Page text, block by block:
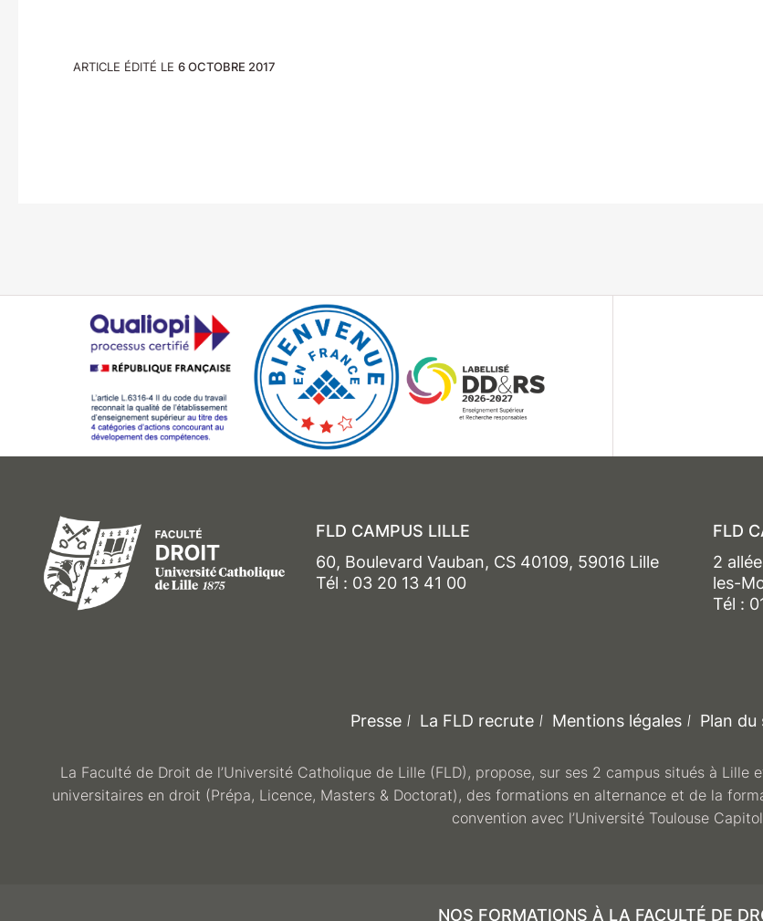
ARTICLE ÉDITÉ LE 6 OCTOBRE 2017
FLD CAMPUS LILLE
60, Boulevard Vauban, CS 40109, 59016 Lille
Tél : 03 20 13 41 00
FLD
2
les-
Tél :
Presse La FLD recrute Mentions légales Plan du
La Faculté de Droit de l’Université Catholique de Lille (FLD), propose, sur ses 2 campus situés à
universitaires en droit (Prépa, Licence, Masters & Doctorat), des formations en alternance et de la
convention avec l’Université Toulouse
NOS FORMATIONS À LA FACULTÉ DE